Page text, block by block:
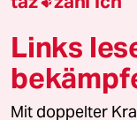
Downloads für
© 2026 taz Verlags
Alle Rechte
Links
Mit doppelter